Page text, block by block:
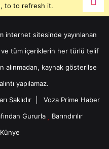
to to refresh it.
internet sitesinde yayınlanan
ve tüm içeriklerin her türlü telif
alınmadan, kaynak gösterilse
yapılamaz.
Saklıdır | Voza Prime Haber
Gururla
Barındırılır
Künye